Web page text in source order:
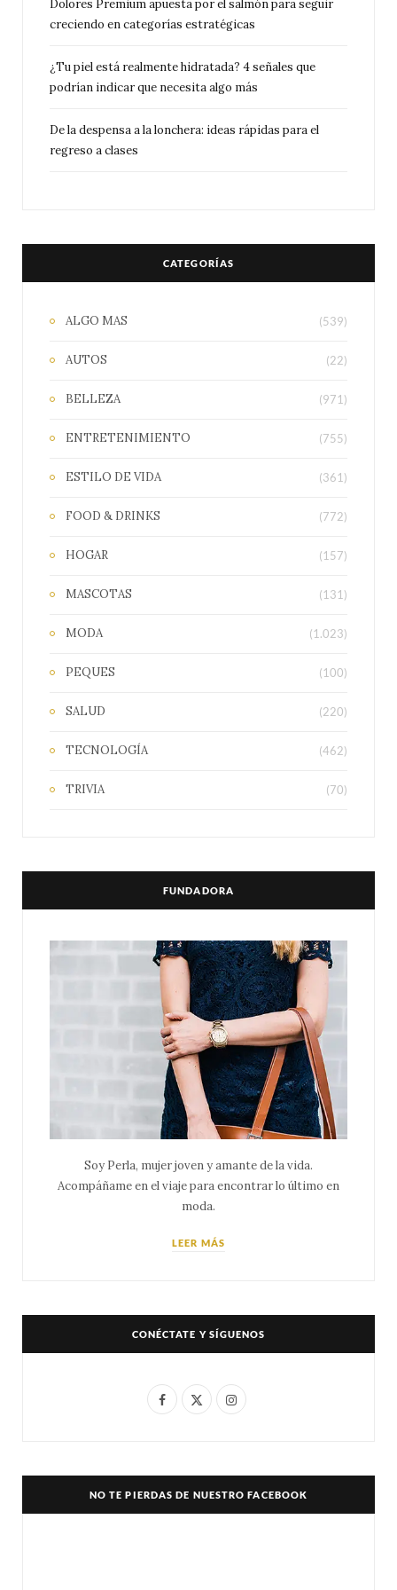
Dolores Premium apuesta por el salmón para seguir
creciendo en categorías estratégicas
¿Tu piel está realmente hidratada? 4 señales que
podrían indicar que necesita algo más
De la despensa a la lonchera: ideas rápidas para el
regreso a clases
CATEGORÍAS
ALGO MAS (539)
AUTOS (22)
BELLEZA (971)
ENTRETENIMIENTO (755)
ESTILO DE VIDA (361)
FOOD & DRINKS (772)
HOGAR (157)
MASCOTAS (131)
MODA (1.023)
PEQUES (100)
SALUD (220)
TECNOLOGÍA (462)
TRIVIA (70)
FUNDADORA
Soy Perla, mujer joven y amante de la vida.
Acompáñame en el viaje para encontrar lo último en
moda.
LEER MÁS
CONÉCTATE Y SÍGUENOS
F
e
X
w
I
t
NO TE PIERDAS DE NUESTRO FACEBOOK